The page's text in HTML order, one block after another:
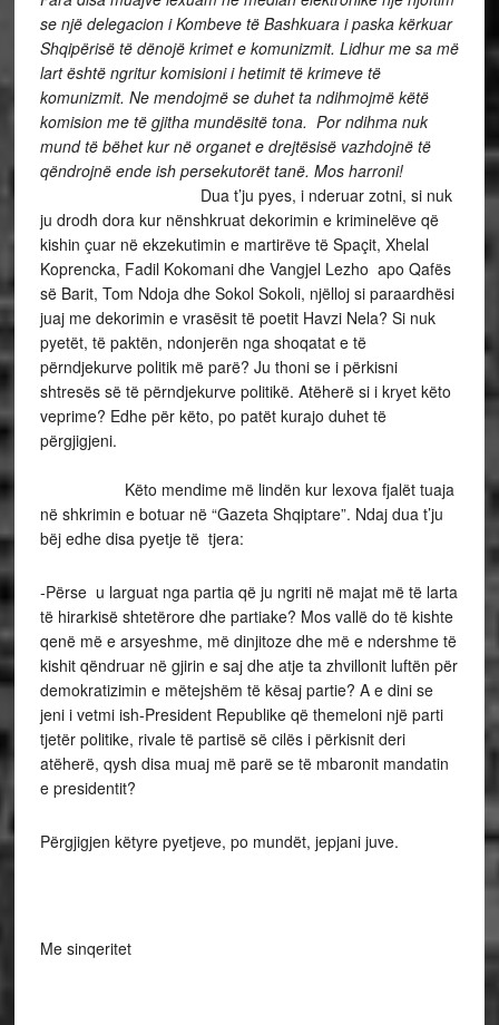
se një delegacion i Kombeve të Bashkuara i paska kërkuar
Shqipërisë të dënojë krimet e komunizmit. Lidhur me sa më
lart është ngritur komisioni i hetimit të krimeve të
komunizmit. Ne mendojmë se duhet ta ndihmojmë këtë
komision me të gjitha mundësitë tona. Por ndihma nuk
mund të bëhet kur në organet e drejtësisë vazhdojnë të
qëndrojnë ende ish persekutorët tanë. Mos harroni!
Dua t’ju pyes, i nderuar zotni, si nuk
ju drodh dora kur nënshkruat dekorimin e kriminelëve që
kishin çuar në ekzekutimin e martirëve të Spaçit, Xhelal
Koprencka, Fadil Kokomani dhe Vangjel Lezho apo Qafës
së Barit, Tom Ndoja dhe Sokol Sokoli, njëlloj si paraardhësi
juaj me dekorimin e vrasësit të poetit Havzi Nela? Si nuk
pyetët, të paktën, ndonjerën nga shoqatat e të
përndjekurve politik më parë? Ju thoni se i përkisni
shtresës së të përndjekurve politikë. Atëherë si i kryet këto
veprime? Edhe për këto, po patët kurajo duhet të
përgjigjeni.
Këto mendime më lindën kur lexova fjalët tuaja
në shkrimin e botuar në “Gazeta Shqiptare”. Ndaj dua t’ju
bëj edhe disa pyetje të tjera:
-Përse u larguat nga partia që ju ngriti në majat më të larta
të hirarkisë shtetërore dhe partiake? Mos vallë do të kishte
qenë më e arsyeshme, më dinjitoze dhe më e ndershme të
kishit qëndruar në gjirin e saj dhe atje ta zhvillonit luftën për
demokratizimin e mëtejshëm të kësaj partie? A e dini se
jeni i vetmi ish-President Republike që themeloni një parti
tjetër politike, rivale të partisë së cilës i përkisnit deri
atëherë, qysh disa muaj më parë se të mbaronit mandatin
e presidentit?
Përgjigjen këtyre pyetjeve, po mundët, jepjani juve.
Me sinqeritet